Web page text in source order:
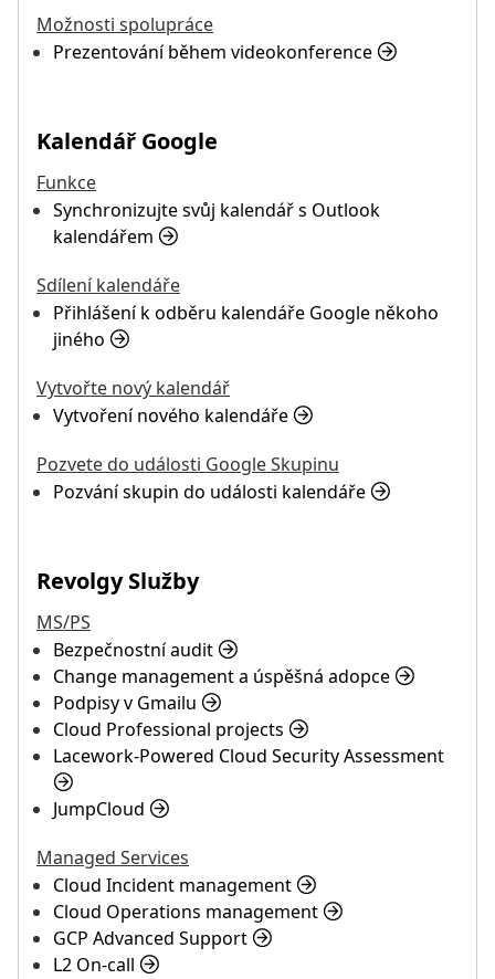
Možnosti spolupráce
Prezentování během videokonference
Kalendář Google
Funkce
Synchronizujte svůj kalendář s Outlook
kalendářem
Sdílení kalendáře
Přihlášení k odběru kalendáře Google někoho
jiného
Vytvořte nový kalendář
Vytvoření nového kalendáře
Pozvete do události Google Skupinu
Pozvání skupin do události kalendáře
Revolgy Služby
MS/PS
Bezpečnostní audit
Change management a úspěšná adopce
Podpisy v Gmailu
Cloud Professional projects
Lacework-Powered Cloud Security Assessment
JumpCloud
Managed Services
Cloud Incident management
Cloud Operations management
GCP Advanced Support
L2 On-call